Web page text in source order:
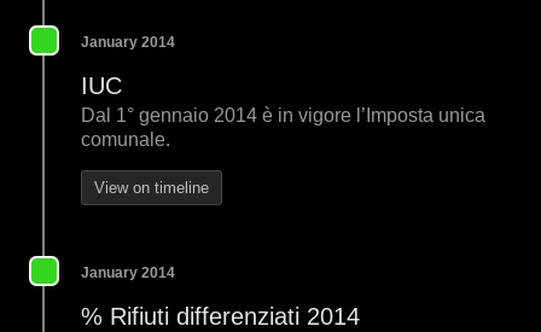
January 2014
IUC
Dal 1° gennaio 2014 è in vigore l’Imposta unica
comunale.
View on timeline
January 2014
% Rifiuti differenziati 2014